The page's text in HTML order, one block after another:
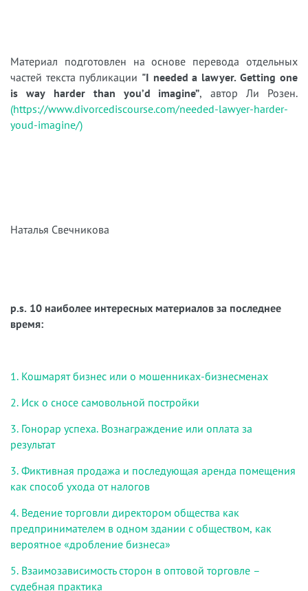
Материал подготовлен на основе перевода отдельных
частей текста публикации "I needed a lawyer. Getting one
is way harder than you’d imagine”, автор Ли Розен.
(https://www.divorcediscourse.com/needed-lawyer-harder-
youd-imagine/)
Наталья Свечникова
p.s. 10 наиболее интересных материалов за последнее
время:
1. Кошмарят бизнес или о мошенниках-бизнесменах
2. Иск о сносе самовольной постройки
3. Гонорар успеха. Вознаграждение или оплата за
результат
3. Фиктивная продажа и последующая аренда помещения
как способ ухода от налогов
4. Ведение торговли директором общества как
предпринимателем в одном здании с обществом, как
вероятное «дробление бизнеса»
5. Взаимозависимость сторон в оптовой торговле –
судебная практика